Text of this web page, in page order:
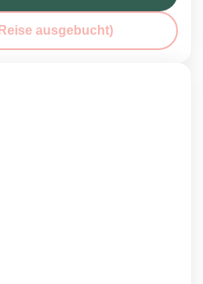
ausgebucht)